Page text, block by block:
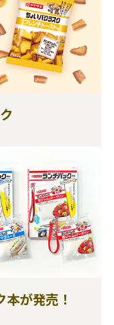
が発売！